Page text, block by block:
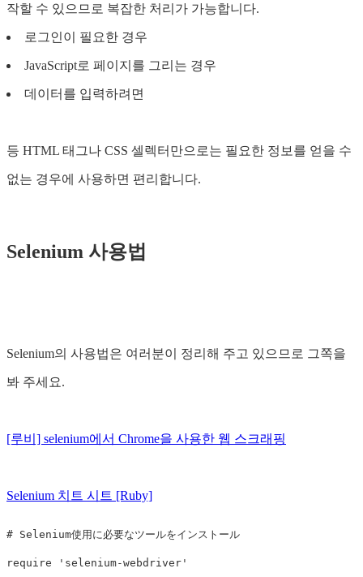
작할 수 있으므로 복잡한 처리가 가능합니다.
로그인이 필요한 경우
JavaScript로 페이지를 그리는 경우
데이터를 입력하려면
등 HTML 태그나 CSS 셀렉터만으로는 필요한 정보를 얻을 수
없는 경우에 사용하면 편리합니다.
Selenium 사용법
Selenium의 사용법은 여러분이 정리해 주고 있으므로 그쪽을
봐 주세요.
[루비] selenium에서 Chrome을 사용한 웹 스크래핑
Selenium 치트 시트 [Ruby]
# Selenium使用に必要なツールをインストール
require 'selenium-webdriver'